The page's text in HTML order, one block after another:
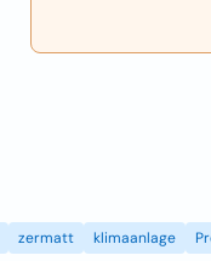
zermatt klimaanlage